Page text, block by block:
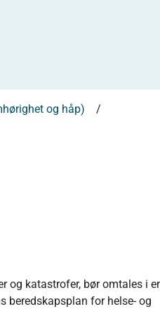
og håp)
og katastrofer, bør omtales i
beredskapsplan for helse- og